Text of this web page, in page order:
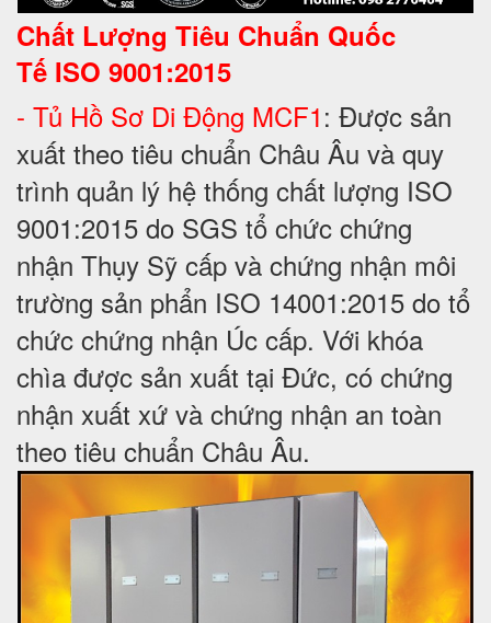
Chất Lượng Tiêu Chuẩn Quốc
Tế ISO 9001:2015
- Tủ Hồ Sơ Di Động MCF1: Được sản
xuất theo tiêu chuẩn Châu Âu và quy
trình quản lý hệ thống chất lượng ISO
9001:2015 do SGS tổ chức chứng
nhận Thụy Sỹ cấp và chứng nhận môi
trường sản phẩn ISO 14001:2015 do tổ
chức chứng nhận Úc cấp. Với khóa
chìa được sản xuất tại Đức, có chứng
nhận xuất xứ và chứng nhận an toàn
theo tiêu chuẩn Châu Âu.